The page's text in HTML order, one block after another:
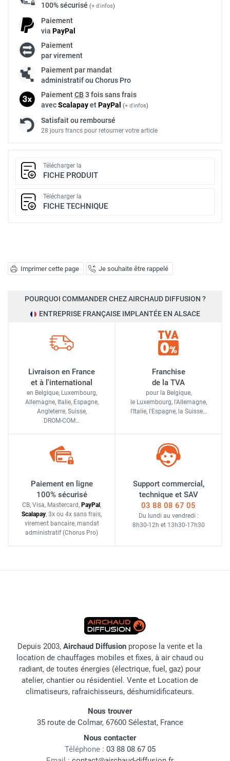
Imprimer cette page Je souhaite être rappelé
100% sécurisé (+ d'infos)
Paiement
via PayPal
Paiement
par virement
Paiement par mandat
administratif ou Chorus Pro
PaiementCB 3 fois sans frais
avecScalapayetPayPal (+ d'infos)
Satisfait ou remboursé
28 jours francs pour retourner votre article
Télécharger la
FICHE PRODUIT
Télécharger la
FICHE TECHNIQUE
POURQUOI COMMANDER CHEZ AIRCHAUD DIFFUSION ?
ENTREPRISE FRANÇAISE IMPLANTÉE EN ALSACE
Livraison en France
et à l'international
en Belgique, Luxembourg,
Allemagne, Italie, Espagne,
Angleterre, Suisse,
DROM-COM…
Franchise
de la TVA
pour la Belgique,
le Luxembourg, l'Allemagne,
l'Italie, l'Espagne, la Suisse…
Paiement en ligne
100% sécurisé
CB, Visa, Mastercard, PayPal ,
Scalapay, 3x ou 4x sans frais,
virement bancaire, mandat
administratif (Chorus Pro)
Support commercial,
technique et SAV
03 88 08 67 05
Du lundi au vendredi :
8h30-12h et 13h30-17h30
Depuis 2003, Airchaud Diffusion propose la vente et la
location de chauffages mobiles et fixes, à air chaud ou
radiant, de toutes énergies (électrique, fuel, gaz) pour
atelier, chantier ou résidentiel. Vente et Location de
climatiseurs, rafraichisseurs, déshumidificateurs.
Nous trouver
35 route de Colmar, 67600 Sélestat, France
Nous contacter
Téléphone : 03 88 08 67 05